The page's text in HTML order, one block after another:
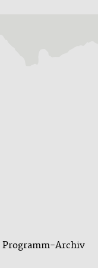
Programm-Archiv